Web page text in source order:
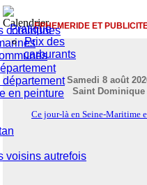
communes
département
en peinture
voisins autrefois
Pratique
Prix des
carburants
EPHEMERIDE ET
Samedi 8 août
Saint Dominique
Ce jour-là en Seine-Maritime